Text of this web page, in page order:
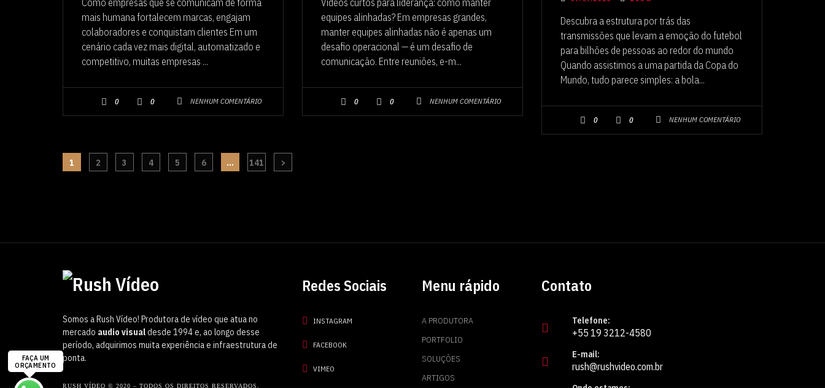
mais humana fortalecem marcas, engajam
colaboradores e conquistam clientes Em um
cenário cada vez mais digital, automatizado e
competitivo, muitas empresas ...
0 0 NENHUM COMENTÁRIO
equipes alinhadas? Em empresas grandes,
manter equipes alinhadas não é apenas um
desafio operacional — é um desafio de
comunicação. Entre reuniões, e-m...
0 0 NENHUM COMENTÁRIO
Descubra a estrutura por trás das
transmissões que levam a emoção do futebol
para bilhões de pessoas ao redor do mundo
Quando assistimos a uma partida da Copa do
Mundo, tudo parece simples: a bola...
0 0 NENHUM COMENTÁRIO
1 2 3 4 5 6 … 141 >
Somos a Rush Vídeo! Produtora de vídeo que atua no
mercado audio visualdesde 1994 e, ao longo desse
período, adquirimos muita experiência e infraestrutura de
ponta.
RUSH VÍDEO © 2020 – TODOS OS DIREITOS RESERVADOS.
Redes Sociais
INSTAGRAM
FACEBOOK
VIMEO
Menu rápido
A PRODUTORA
PORTFOLIO
SOLUÇÕES
ARTIGOS
Contato
Telefone:
+55 19 3212-4580
E-mail:
rush@rushvideo.com.br